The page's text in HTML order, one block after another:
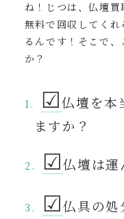
ね！じつは、仏壇
無料で回収してく
るんです！そこで
か？
☑︎仏壇を本
ますか？
☑︎仏壇は運
☑︎仏具の処